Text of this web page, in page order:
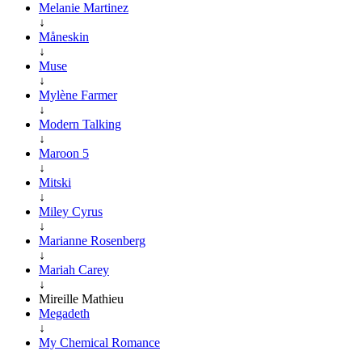
Melanie Martinez
↓
Måneskin
↓
Muse
↓
Mylène Farmer
↓
Modern Talking
↓
Maroon 5
↓
Mitski
↓
Miley Cyrus
↓
Marianne Rosenberg
↓
Mariah Carey
↓
Mireille Mathieu
Megadeth
↓
My Chemical Romance